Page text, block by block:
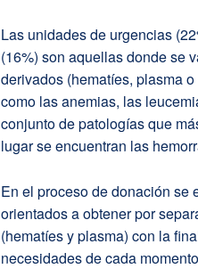
Las unidades de urgencias
(16%) son aquellas donde se
derivados (hematíes, plasma
como las anemias, las
conjunto de patologías que
lugar se encuentran las
En el proceso de donación se
orientados a obtener por
(hematíes y plasma) con la
necesidades de cada